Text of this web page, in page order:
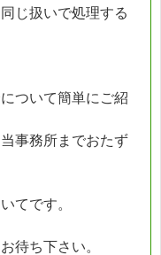
じ扱いで処理する
ついて簡単にご紹
事務所までおたず
てです。
待ち下さい。